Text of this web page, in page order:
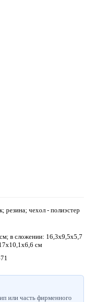
резина; чехол - полиэстер
в сложении: 16,3х9,5х5,7
см
или часть фирменного